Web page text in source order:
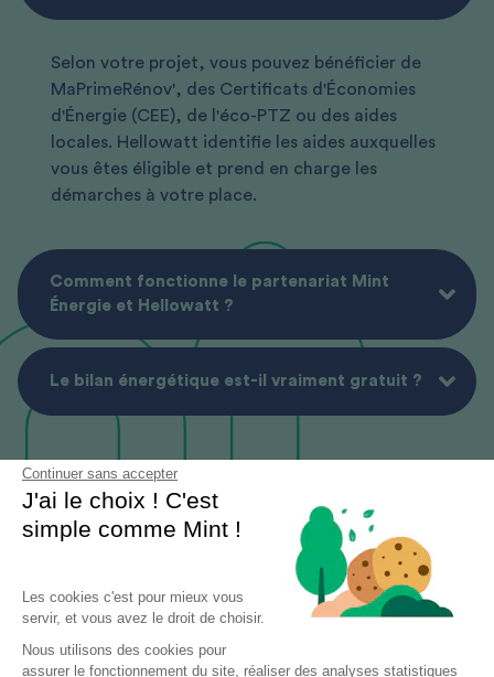
Continuer sans accepter
J'ai le choix ! C'est
simple comme Mint !
Les cookies c'est pour mieux vous
servir, et vous avez le droit de choisir.
Nous utilisons des cookies pour
assurer le fonctionnement du site, réaliser des analyses statistiques
Selon votre projet, vous pouvez bénéficier de
MaPrimeRénov', des Certificats d'Économies
d'Énergie (CEE), de l'éco-PTZ ou des aides
locales. Hellowatt identifie les aides auxquelles
vous êtes éligible et prend en charge les
démarches à votre place.
Comment fonctionne le partenariat Mint
Énergie et Hellowatt ?
Le bilan énergétique est-il vraiment gratuit ?